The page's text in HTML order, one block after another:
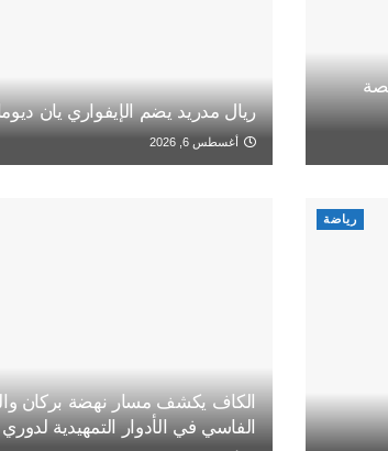
ريال مدريد يضم الإيفواري يان
أغسطس 6, 2026
رياضة
الكاف يكشف مسار نهضة بركان
الفاسي في الأدوار التمهيدية لدوري